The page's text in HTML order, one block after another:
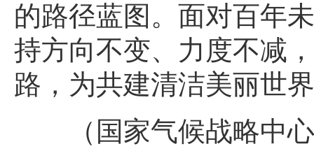
的路径蓝图。面对百年
持方向不变、力度不减
路，为共建清洁美丽世
（国家气候战略中